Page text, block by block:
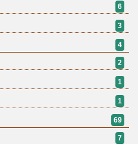
6
3
4
2
1
1
69
7